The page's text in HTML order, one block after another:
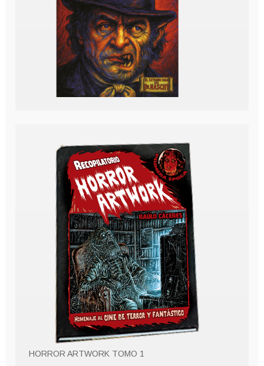
HORROR ARTWORK TOMO 1